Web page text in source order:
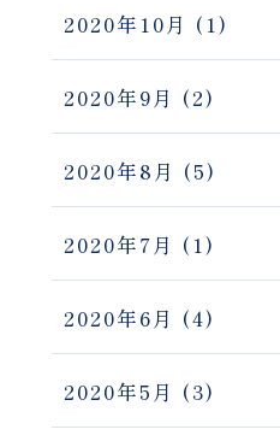
2020年10月 (1)
2020年9月 (2)
2020年8月 (5)
2020年7月 (1)
2020年6月 (4)
2020年5月 (3)